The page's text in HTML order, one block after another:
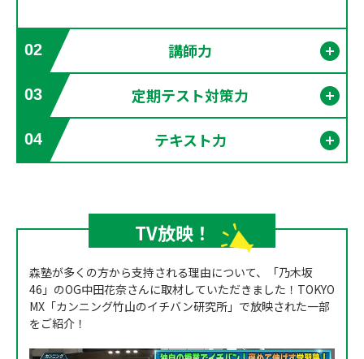
02 講師力
03 定期テスト対策力
04 テキスト力
TV放映！
森塾が多くの方から支持される理由について、「乃木坂
46」のOG中田花奈さんに取材していただきました！TOKYO
MX「カンニング竹山のイチバン研究所」で放映された一部
をご紹介！